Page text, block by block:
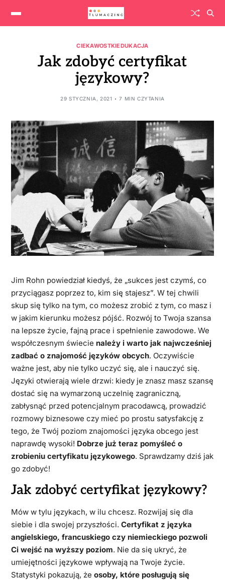
CIEKAWOSTKIEDUKACJA
Jak zdobyć certyfikat
językowy?
29 STYCZNIA, 2021 7 MIN CZYTANIA
Jim Rohn powiedział kiedyś, że „sukces jest czymś, co
przyciągasz poprzez to, kim się stajesz”. W tej chwili
skup się tylko na tym, co możesz zrobić z tym, co masz i
w jakim kierunku możesz pójść. Rozwój to Twoja szansa
na lepsze życie, fajną prace i spełnienie zawodowe. We
współczesnym świecie należy i warto jak najwcześniej
zadbać o znajomość języków obcych. Oczywiście
ważne jest, aby nie tylko uczyć się, ale i nauczyć się.
Języki otwierają wiele drzwi: kiedy je znasz masz szansę
dostać się na wymarzoną uczelnię zagraniczną,
zabłysnąć przed potencjalnym pracodawcą, prowadzić
rozmowy biznesowe czy mieć po prostu satysfakcję z
tego, że Twój poziom znajomości języka obcego jest
naprawdę wysoki! Dobrze już teraz pomyśleć o
zrobieniu certyfikatu językowego. Sprawdzamy dziś jak
go zdobyć!
Jak zdobyć certyfikat językowy?
Mów w tylu językach, w ilu chcesz. Rozwijaj się dla
siebie i dla swojej przyszłości. Certyfikat z języka
angielskiego, francuskiego czy niemieckiego pozwoli
Ci wejść na wyższy poziom. Nie da się ukryć, że
umiejętności językowe wpływają na Twoje życie.
Statystyki pokazują, że osoby, które posługują się